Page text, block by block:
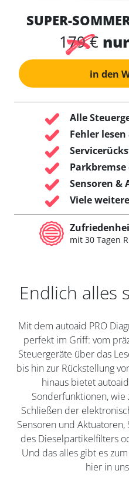
SUPER-
179 €
in den
Alle
Fehler
Sensoren &
Viele
mit 30 Tagen
Endlich alles
Mit dem autoaid PRO
perfekt im Griff: vom
Steuergeräte über das
bis hin zur Rückstellung
hinaus bietet
Sonderfunktionen,
Schließen der
Sensoren und
des Dieselpartikelfilters
Und das alles gibt es
hier in